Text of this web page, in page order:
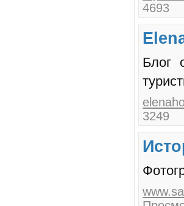
4693
Блог
3249